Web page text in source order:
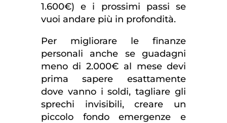
1.600€) e i prossimi passi se
vuoi andare più in profondità.
Per migliorare le finanze
personali anche se guadagni
meno di 2.000€ al mese devi
prima sapere esattamente
dove vanno i soldi, tagliare gli
sprechi invisibili, creare un
piccolo fondo emergenze e